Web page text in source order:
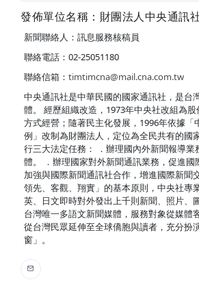
發佈單位名稱：財團法人中央通訊
新聞聯絡人：訊息服務核稿員
聯絡電話：02-25051180
聯絡信箱： timtimcna@mail.cna.com.tw
中央通訊社是中華民國的國家通訊社，是台
體。 經歷組織改造，1973年中央社改組為
方式經營；隨著民主化發展，1996年依據「
例」改制為財團法人，定位為全民共有的國
行三大法定任務： ．辦理國內外新聞報導業
體。 ．辦理國家對外新聞通訊業務，促進國
加強與國際新聞通訊社合作，增進國際新聞
領先、客觀、翔實」的基本原則，中央社專
英、日文即時對外發出上千則新聞、照片、
台灣唯一多語文新聞媒體，服務對象從媒體
從台灣民眾延伸至全球僑胞與讀者，充分扮
窗」。